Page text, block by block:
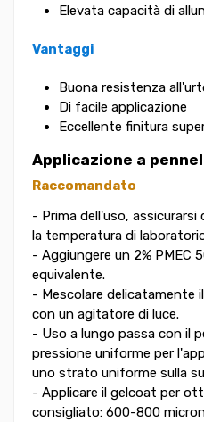
Elevata capacità di
Vantaggi
Buona resistenza
Di facile applicazione
Eccellente finitura
Applicazione a
Raccomandato
- Prima dell'uso,
la temperatura di
- Aggiungere un 2% PMEC
equivalente.
- Mescolare delicatamente
con un agitatore di luce.
- Uso a lungo passa con il
pressione uniforme per
uno strato uniforme sulla
- Applicare il gelcoat per
consigliato: 600-800